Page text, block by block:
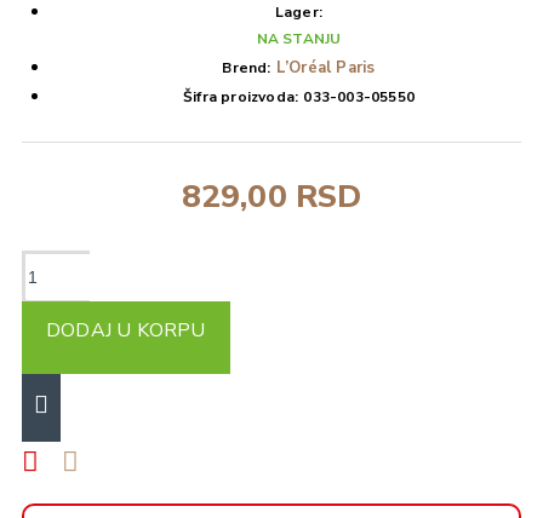
829,00 RSD
Lager:
NA STANJU
Brend: L’Oréal Paris
Šifra proizvoda: 033-003-05550
DODAJ U KORPU